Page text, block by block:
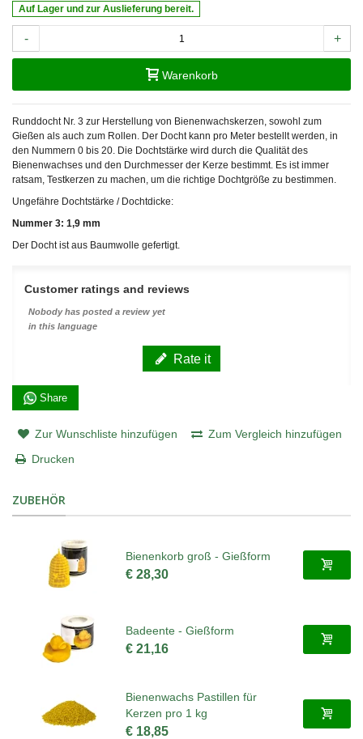
Auf Lager und zur Auslieferung bereit.
- +
Warenkorb
Runddocht Nr. 3 zur Herstellung von Bienenwachskerzen, sowohl zum
Gießen als auch zum Rollen. Der Docht kann pro Meter bestellt werden, in
den Nummern 0 bis 20. Die Dochtstärke wird durch die Qualität des
Bienenwachses und den Durchmesser der Kerze bestimmt. Es ist immer
ratsam, Testkerzen zu machen, um die richtige Dochtgröße zu bestimmen.
Ungefähre Dochtstärke / Dochtdicke:
Nummer 3: 1,9 mm
Der Docht ist aus Baumwolle gefertigt.
Customer ratings and reviews
Nobody has posted a review yet
in this language
Rate it
Share
Zur Wunschliste hinzufügen
Zum Vergleich hinzufügen
Drucken
ZUBEHÖR
Bienenkorb groß - Gießform
€ 28,30
Badeente - Gießform
€ 21,16
Bienenwachs Pastillen für
Kerzen pro 1 kg
€ 18,85